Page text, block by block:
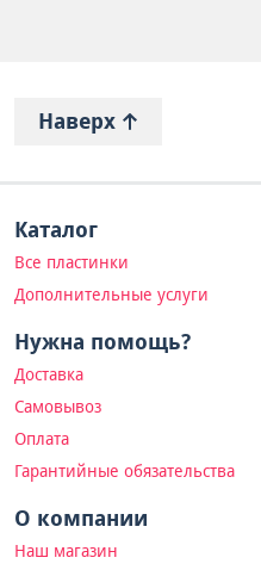
Наверх
Каталог
Все пластинки
Дополнительные услуги
Нужна помощь?
Доставка
Самовывоз
Оплата
Гарантийные обязательства
О компании
Наш магазин